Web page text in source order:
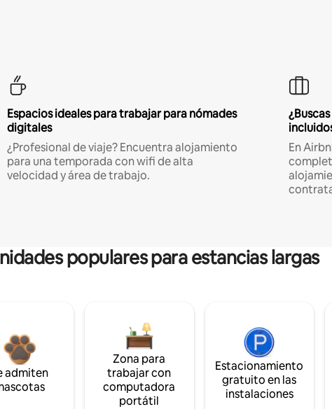
Espacios ideales para trabajar para nómades
digitales
¿Profesional de viaje? Encuentra alojamiento
para una temporada con wifi de alta
velocidad y área de trabajo.
En
populares para estancias largas
admiten
Zona para
trabajar con
computadora
portátil
Estacionamiento
gratuito en las
instalaciones